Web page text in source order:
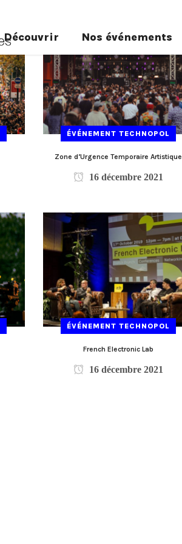
Découvrir Nos événements
ÉVÉNEMENT TECHNOPOL
Zone d’Urgence Temporaire Artistique
16 décembre 2021
ÉVÉNEMENT TECHNOPOL
French Electronic Lab
16 décembre 2021